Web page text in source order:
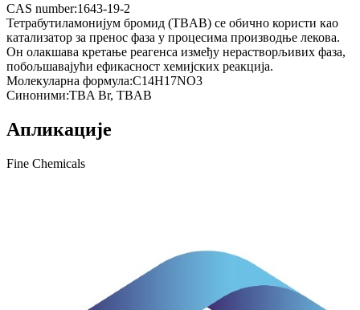
CAS number:1643-19-2
Тетрабутиламонијум бромид (TBAB) се обично користи као
катализатор за пренос фаза у процесима производње лекова.
Он олакшава кретање реагенса између нерастворљивих фаза,
побољшавајући ефикасност хемијских реакција.
Молекуларна формула:C14H17NO3
Синоними:TBA Br, TBAB
Апликације
Fine Chemicals